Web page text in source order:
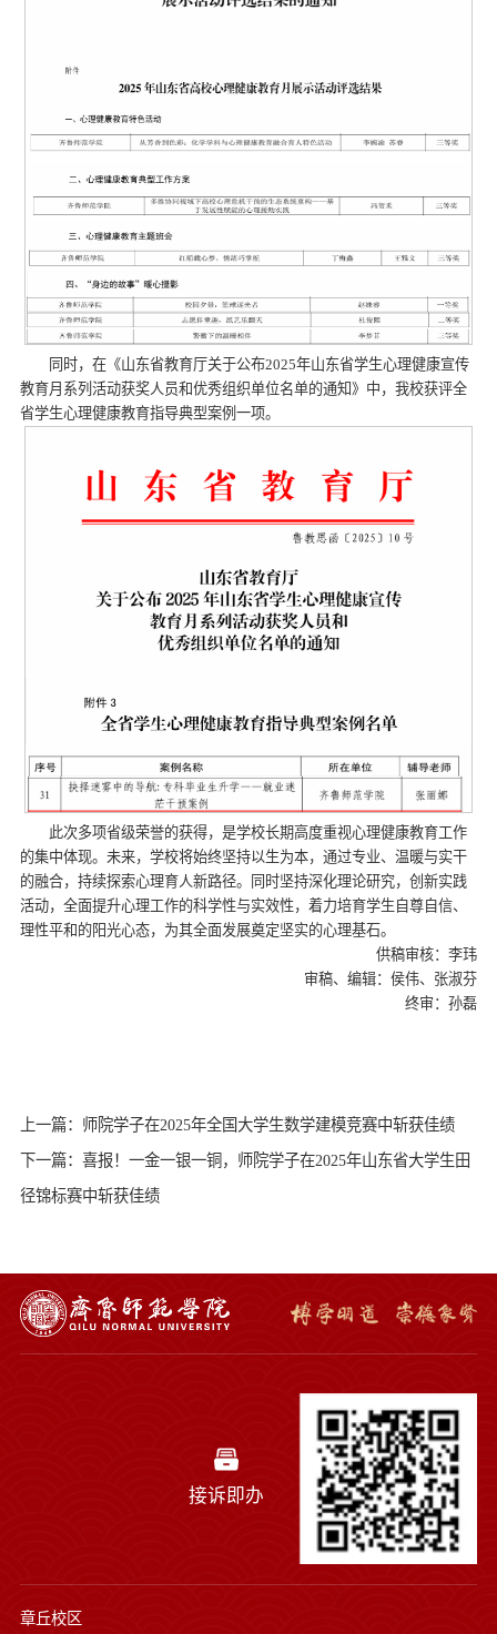
同时，在《山东省教育厅关于公布2025年山东省学生心理健康宣传
教育月系列活动获奖人员和优秀组织单位名单的通知》中，我校获评全
省学生心理健康教育指导典型案例一项。
此次多项省级荣誉的获得，是学校长期高度重视心理健康教育工作
的集中体现。未来，学校将始终坚持以生为本，通过专业、温暖与实干
的融合，持续探索心理育人新路径。同时坚持深化理论研究，创新实践
活动，全面提升心理工作的科学性与实效性，着力培育学生自尊自信、
理性平和的阳光心态，为其全面发展奠定坚实的心理基石。
供稿审核：李玮
审稿、编辑：侯伟、张淑芬
终审：孙磊
上一篇：师院学子在2025年全国大学生数学建模竞赛中斩获佳绩
下一篇：喜报！一金一银一铜，师院学子在2025年山东省大学生田
径锦标赛中斩获佳绩
接诉即办
章丘校区